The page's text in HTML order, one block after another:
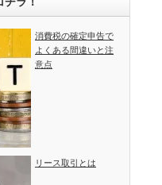
消費税の確定申告で
よくある間違いと注
意点
リース取引とは